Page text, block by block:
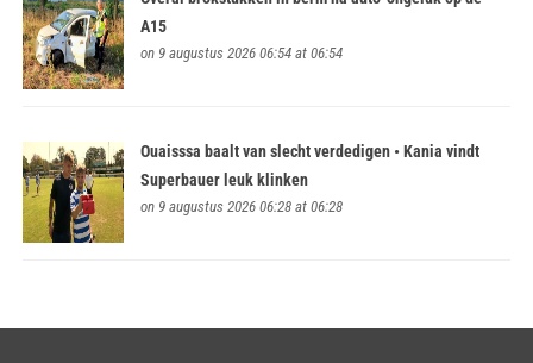
A15
on 9 augustus 2026 06:54 at 06:54
Ouaisssa baalt van slecht verdedigen • Kania vindt
Superbauer leuk klinken
on 9 augustus 2026 06:28 at 06:28